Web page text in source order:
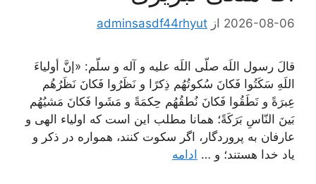
2026-08-06 از adminsasdf44rhyut
قالَ رسول اللَه صلّى اللَه عليه و آله و سلّم: «إنَّ أولياءَ
اللَهِ سَكَتُوا فَكانَ سُكوتُهُم ذِكرًا و نَظَرُوا فَكانَ نَظَرُهُم
عِبرَةً و نَطَقُوا فَكانَ نُطقُهُم حِكمَةً و مَشَوا فَكانَ مَشيُهُم
بَينَ النّاسِ بَرَكَةً؛ همانا مطلب اين است كه اولياء الهى و
عارفان به پروردگار، اگر سكوت كنند، همواره در ذكر و
ياد خدا هستند؛ و … ادامه